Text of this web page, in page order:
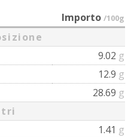
Importo /100g
9.02 g
12.9 g
28.69 g
1.41 g